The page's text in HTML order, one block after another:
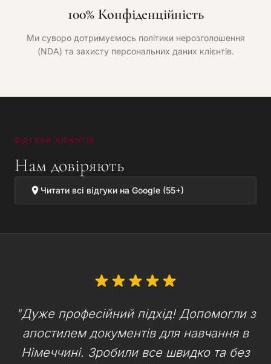
100% Конфіденційність
Ми суворо дотримуємось політики нерозголошення
(NDA) та захисту персональних даних клієнтів.
ВІДГУКИ КЛІЄНТІВ
Нам довіряють
Читати всі відгуки на Google (55+)
"Дуже професійний підхід! Допомогли з
апостилем документів для навчання в
Німеччині. Зробили все швидко та без